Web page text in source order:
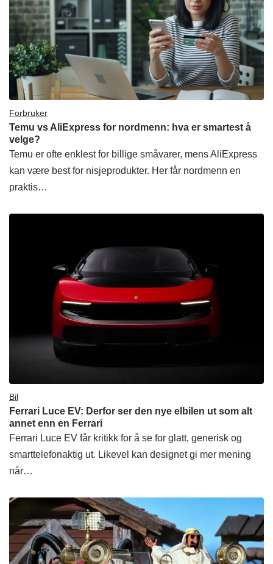
Forbruker
Temu vs AliExpress for nordmenn: hva er smartest å
velge?
Temu er ofte enklest for billige småvarer, mens AliExpress
kan være best for nisjeprodukter. Her får nordmenn en
praktis…
Bil
Ferrari Luce EV: Derfor ser den nye elbilen ut som alt
annet enn en Ferrari
Ferrari Luce EV får kritikk for å se for glatt, generisk og
smarttelefonaktig ut. Likevel kan designet gi mer mening
når…